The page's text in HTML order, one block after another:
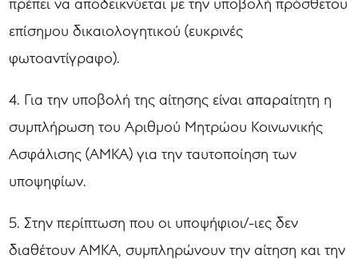
επίσημου δικαιολογητικού (ευκρινές
φωτοαντίγραφο).
4. Για την υποβολή της αίτησης είναι απαραίτητη η
συμπλήρωση του Αριθμού Μητρώου Κοινωνικής
Ασφάλισης (ΑΜΚΑ) για την ταυτοποίηση των
υποψηφίων.
5. Στην περίπτωση που οι υποψήφιοι/-ιες δεν
διαθέτουν ΑΜΚΑ, συμπληρώνουν την αίτηση και την